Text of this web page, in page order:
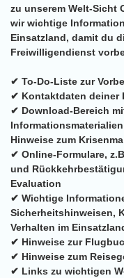
zu unserem Welt-Sicht
wir wichtige
Einsatzland, damit du
Freiwilligendienst
✔ To-Do-Liste zur
✔ Kontaktdaten deiner
✔ Download-Bereich
Hinweise zum
✔ Online-Formulare,
und
Evaluation
✔ Wichtige
Sicherheitshinweisen,
Verhalten im
✔ Hinweise zur
✔ Hinweise zum
✔ Links zu wichtigen